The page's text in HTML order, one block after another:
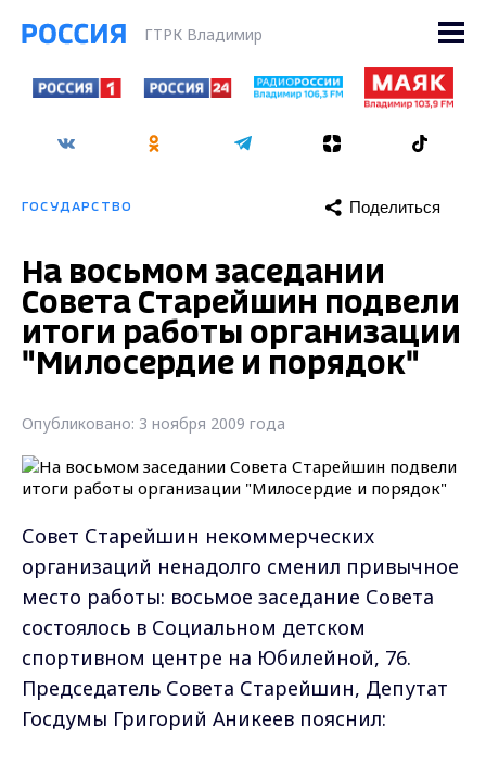
ГТРК Владимир
ГОСУДАРСТВО Поделиться
На восьмом заседании
Совета Старейшин подвели
итоги работы организации
"Милосердие и порядок"
Опубликовано: 3 ноября 2009 года
Совет Старейшин некоммерческих
организаций ненадолго сменил привычное
место работы: восьмое заседание Совета
состоялось в Социальном детском
спортивном центре на Юбилейной, 76.
Председатель Совета Старейшин, Депутат
Госдумы Григорий Аникеев пояснил: